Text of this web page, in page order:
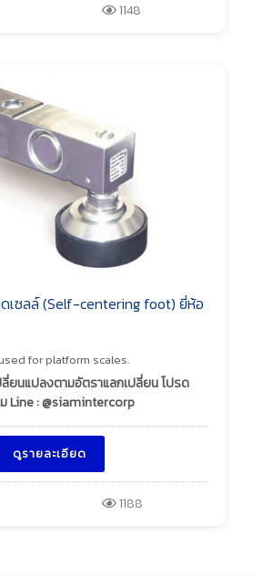
1148
เซลล์ (Self-centering foot) ยี่ห้อ
for platform scales.
ลี่ยนแปลงตามอัตราแลกเปลี่ยน โปรด
Line : @siamintercorp
ดูรายละเอียด
1188